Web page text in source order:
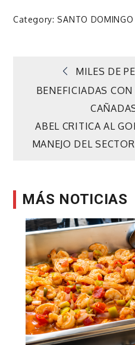
Category: SANTO DOMINGO
entradas
MILES DE
BENEFICIADAS
ABEL CRITICA AL
MANEJO DEL
MÁS NOTICIAS